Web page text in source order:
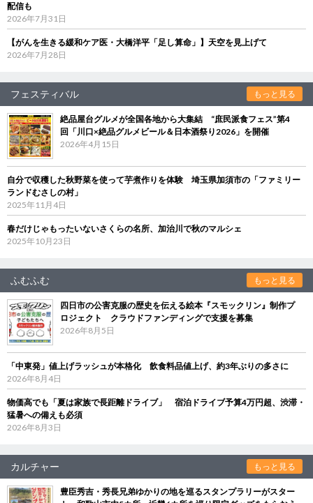
配信も
2026年7月31日
【がんを生きる緩和ケア医・大橋洋平「足し算命」】天空を見上げて
2026年7月28日
フェスティバル もっと見る
絶品屋台グルメが全国各地から大集結 “庶民派食フェス”第4
回「川口×絶品グルメビール＆日本酒祭り2026」を開催
2026年4月15日
自分で収穫した秋野菜を使って芋煮作りを体験 埼玉県加須市の「ファミリー
ランドむさしの村」
2025年11月4日
春だけじゃもったいないさくらの名所、加治川で秋のマルシェ
2025年10月23日
ふむふむ もっと見る
四日市の公害克服の歴史を伝える絵本『スモックリン』制作プ
ロジェクト クラウドファンディングで支援を募集
2026年8月5日
「中東発」値上げラッシュが本格化 飲食料品値上げ、約3年ぶりの多さに
2026年8月4日
物価高でも「夏は家族で長距離ドライブ」 宿泊ドライブ予算4万円超、渋滞・
猛暑への備えも必須
2026年8月3日
カルチャー もっと見る
豊臣秀吉・秀長兄弟ゆかりの地を巡るスタンプラリーがスター